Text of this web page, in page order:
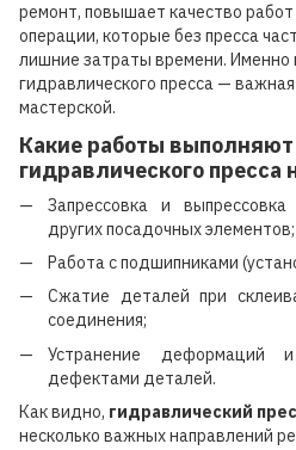
ремонт, повышает качество
операции, которые без пресса
лишние затраты времени.
гидравлического пресса —
мастерской.
Какие работы
гидравлического пресса
Запрессовка и
других посадочных элементов;
Работа с подшипниками
Сжатие деталей при
соединения;
Устранение деформаций
дефектами деталей.
Как видно, гидравлический
несколько важных направлений